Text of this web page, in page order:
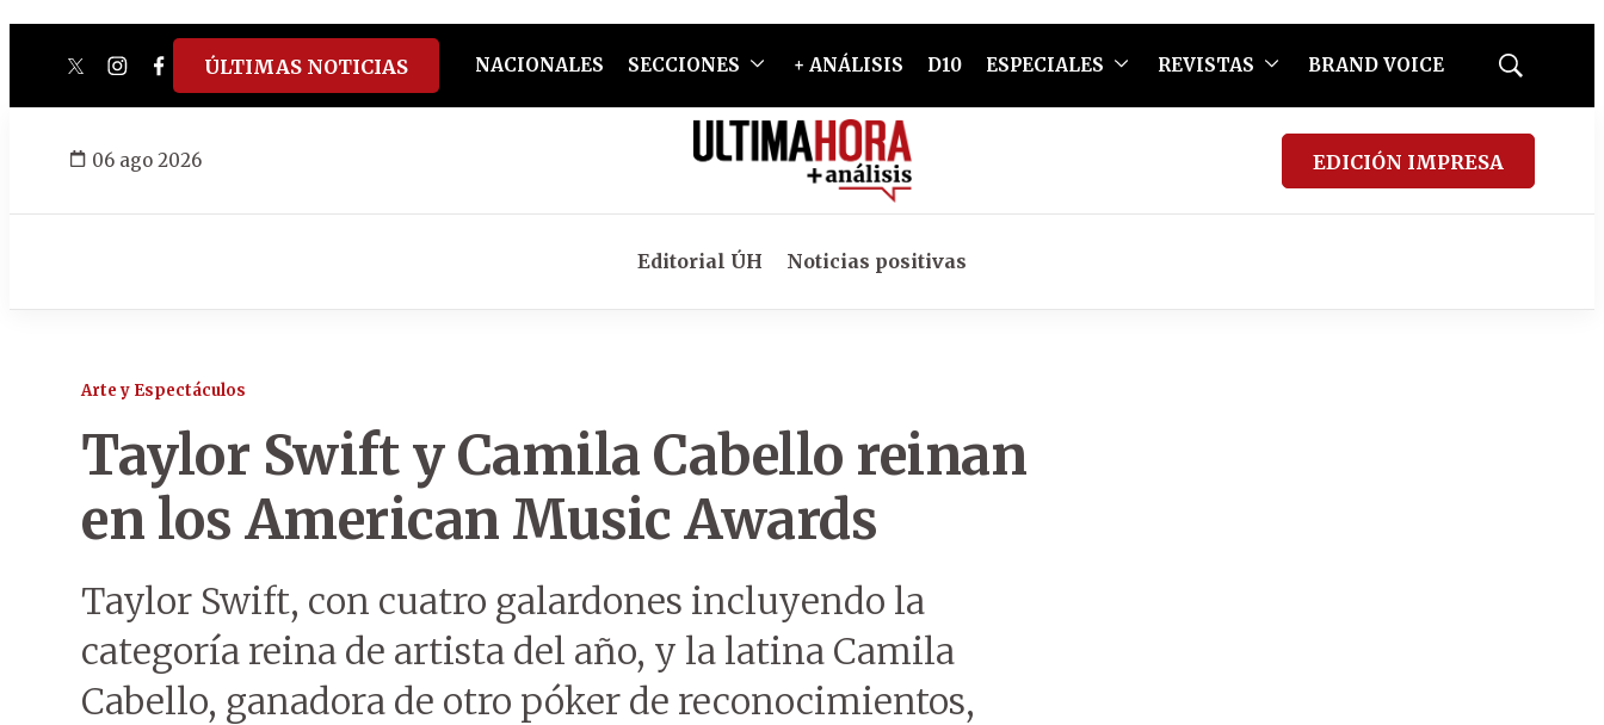
twitterinstagram
facebook
tiktokyoutube
spotify
ÚLTIMAS NOTICIAS NACIONALES SECCIONES + ANÁLISIS D10 ESPECIALES REVISTAS BRAND VOICE
Mostrar
06 ago 2026 EDICIÓN IMPRESA
Editorial ÚH Noticias positivas
Arte y Espectáculos
Taylor Swift y Camila Cabello reinan
en los American Music Awards
Taylor Swift, con cuatro galardones incluyendo la
categoría reina de artista del año, y la latina Camila
Cabello, ganadora de otro póker de reconocimientos,